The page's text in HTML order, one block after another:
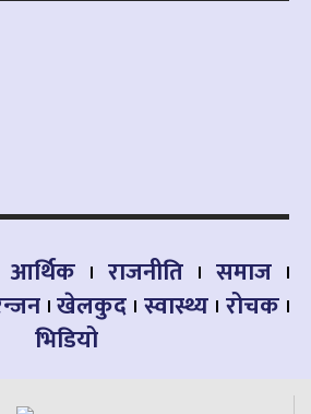
आर्थिक राजनीति
समाज
खेलकुद स्वास्थ्य रोचक
भिडियो